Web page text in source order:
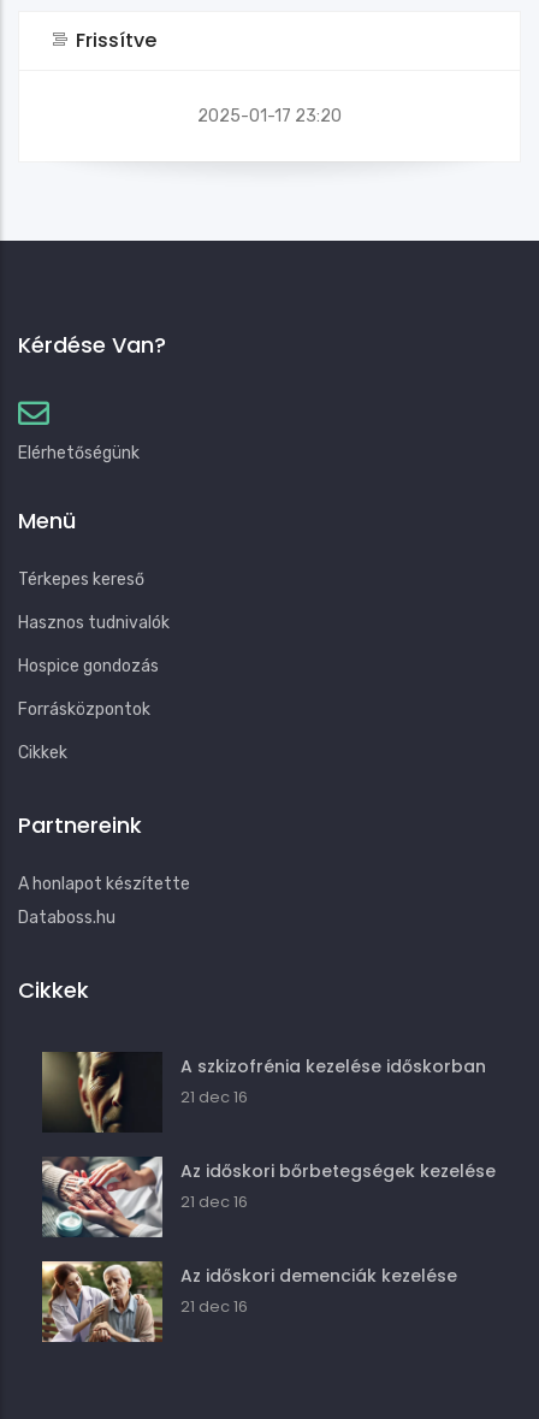
Frissítve
2025-01-17 23:20
Kérdése Van?
Elérhetőségünk
Menü
Térkepes kereső
Hasznos tudnivalók
Hospice gondozás
Forrásközpontok
Cikkek
Partnereink
A honlapot készítette
Databoss.hu
Cikkek
A szkizofrénia kezelése időskorban
21 dec 16
Az időskori bőrbetegségek kezelése
21 dec 16
Az időskori demenciák kezelése
21 dec 16